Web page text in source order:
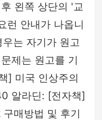
왼쪽 상단의 '교
런 안내가 나옵니
는 자기가 원고
제는 원고를 기
] 미국 인상주의
알라딘: [전자책]
매방법 및 후기